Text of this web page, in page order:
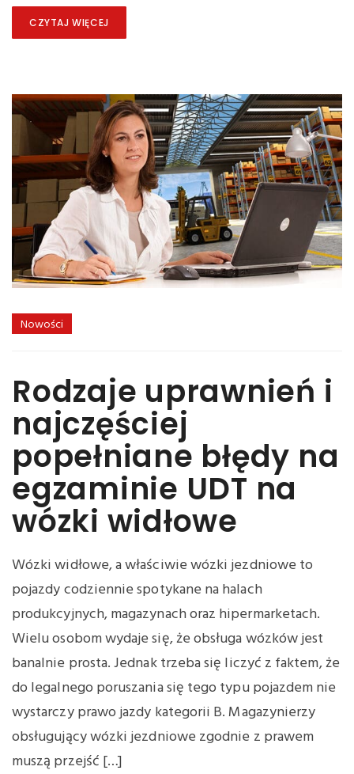
CZYTAJ WIĘCEJ
Nowości
Rodzaje uprawnień i
najczęściej
popełniane błędy na
egzaminie UDT na
wózki widłowe
Wózki widłowe, a właściwie wózki jezdniowe to
pojazdy codziennie spotykane na halach
produkcyjnych, magazynach oraz hipermarketach.
Wielu osobom wydaje się, że obsługa wózków jest
banalnie prosta. Jednak trzeba się liczyć z faktem, że
do legalnego poruszania się tego typu pojazdem nie
wystarczy prawo jazdy kategorii B. Magazynierzy
obsługujący wózki jezdniowe zgodnie z prawem
muszą przejść […]